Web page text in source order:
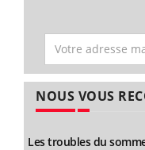
NOUS VOUS
Les troubles du